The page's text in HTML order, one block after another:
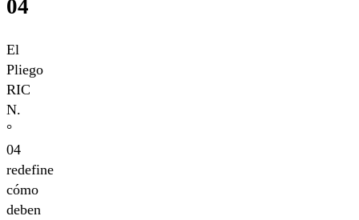
04
El
Pliego
RIC
N.
°
04
redefine
cómo
deben